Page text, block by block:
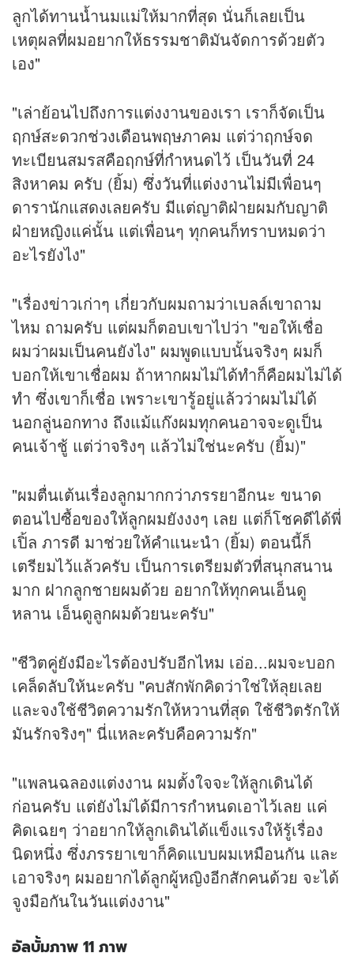
ลูกได้ทานน้ำนมแม่ให้มากที่สุด นั่นก็เลยเป็น
เหตุผลที่ผมอยากให้ธรรมชาติมันจัดการด้วยตัว
เอง"
"เล่าย้อนไปถึงการแต่งงานของเรา เราก็จัดเป็น
ฤกษ์สะดวกช่วงเดือนพฤษภาคม แต่ว่าฤกษ์จด
ทะเบียนสมรสคือฤกษ์ที่กำหนดไว้ เป็นวันที่ 24
สิงหาคม ครับ (ยิ้ม) ซึ่งวันที่แต่งงานไม่มีเพื่อนๆ
ดารานักแสดงเลยครับ มีแต่ญาติฝ่ายผมกับญาติ
ฝ่ายหญิงแค่นั้น แต่เพื่อนๆ ทุกคนก็ทราบหมดว่า
อะไรยังไง"
"เรื่องข่าวเก่าๆ เกี่ยวกับผมถามว่าเบลล์เขาถาม
ไหม ถามครับ แต่ผมก็ตอบเขาไปว่า "ขอให้เชื่อ
ผมว่าผมเป็นคนยังไง" ผมพูดแบบนั้นจริงๆ ผมก็
บอกให้เขาเชื่อผม ถ้าหากผมไม่ได้ทำก็คือผมไม่ได้
ทำ ซึ่งเขาก็เชื่อ เพราะเขารู้อยู่แล้วว่าผมไม่ได้
นอกลู่นอกทาง ถึงแม้แก๊งผมทุกคนอาจจะดูเป็น
คนเจ้าชู้ แต่ว่าจริงๆ แล้วไม่ใช่นะครับ (ยิ้ม)"
"ผมตื่นเต้นเรื่องลูกมากกว่าภรรยาอีกนะ ขนาด
ตอนไปซื้อของให้ลูกผมยังงงๆ เลย แต่ก็โชคดีได้พี่
เปิ้ล ภารดี มาช่วยให้คำแนะนำ (ยิ้ม) ตอนนี้ก็
เตรียมไว้แล้วครับ เป็นการเตรียมตัวที่สนุกสนาน
มาก ฝากลูกชายผมด้วย อยากให้ทุกคนเอ็นดู
หลาน เอ็นดูลูกผมด้วยนะครับ"
"ชีวิตคู่ยังมีอะไรต้องปรับอีกไหม เอ่อ...ผมจะบอก
เคล็ดลับให้นะครับ "คบสักพักคิดว่าใช่ให้ลุยเลย
และจงใช้ชีวิตความรักให้หวานที่สุด ใช้ชีวิตรักให้
มันรักจริงๆ" นี่แหละครับคือความรัก"
"แพลนฉลองแต่งงาน ผมตั้งใจจะให้ลูกเดินได้
ก่อนครับ แต่ยังไม่ได้มีการกำหนดเอาไว้เลย แค่
คิดเฉยๆ ว่าอยากให้ลูกเดินได้แข็งแรงให้รู้เรื่อง
นิดหนึ่ง ซึ่งภรรยาเขาก็คิดแบบผมเหมือนกัน และ
เอาจริงๆ ผมอยากได้ลูกผู้หญิงอีกสักคนด้วย จะได้
จูงมือกันในวันแต่งงาน"
อัลบั้มภาพ 11 ภาพ